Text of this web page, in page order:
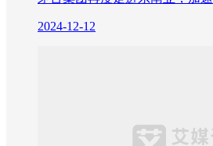
2024-12-12